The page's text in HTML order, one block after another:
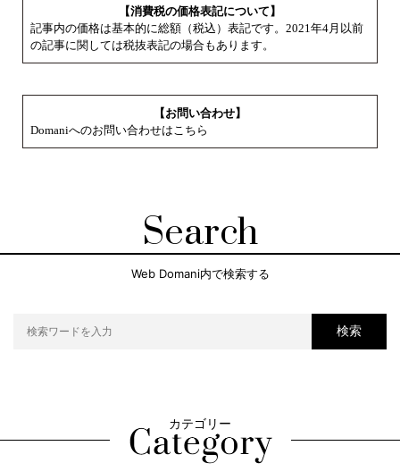
【消費税の価格表記について】
記事内の価格は基本的に総額（税込）表記です。2021年4月以前
の記事に関しては税抜表記の場合もあります。
【お問い合わせ】
Domaniへのお問い合わせはこちら
Search
Web Domani内で検索する
検索
カテゴリー